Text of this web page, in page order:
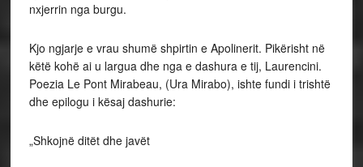
nxjerrin nga burgu.
Kjo ngjarje e vrau shumë shpirtin e Apolinerit. Pikërisht në
këtë kohë ai u largua dhe nga e dashura e tij, Laurencini.
Poezia Le Pont Mirabeau, (Ura Mirabo), ishte fundi i trishtë
dhe epilogu i kësaj dashurie:
„Shkojnë ditët dhe javët